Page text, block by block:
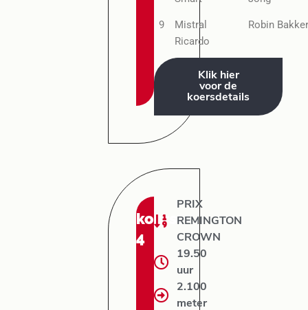
9
Mistral
Ricardo
Robin
Klik hier
voor de
koersdetails
koers:
4
PRIX
REMINGTON
CROWN
19.50
uur
2.100
meter